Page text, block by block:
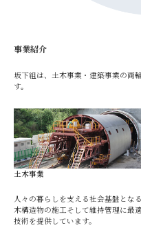
事業紹介
坂下組は、土木事業・建築事業の両
す。
土木事業
人々の暮らしを支える社会基盤とな
木構造物の施工そして維持管理に最
技術を提供しています。